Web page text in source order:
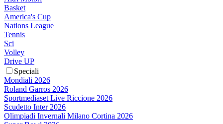
Basket
America's Cup
Nations League
Tennis
Sci
Volley
Drive UP
Speciali
Mondiali 2026
Roland Garros 2026
Sportmediaset Live Riccione 2026
Scudetto Inter 2026
Olimpiadi Invernali Milano Cortina 2026